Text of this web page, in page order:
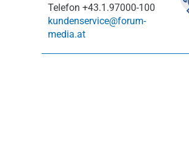
Telefon +43.1.97000-100
kundenservice@forum-
media.at